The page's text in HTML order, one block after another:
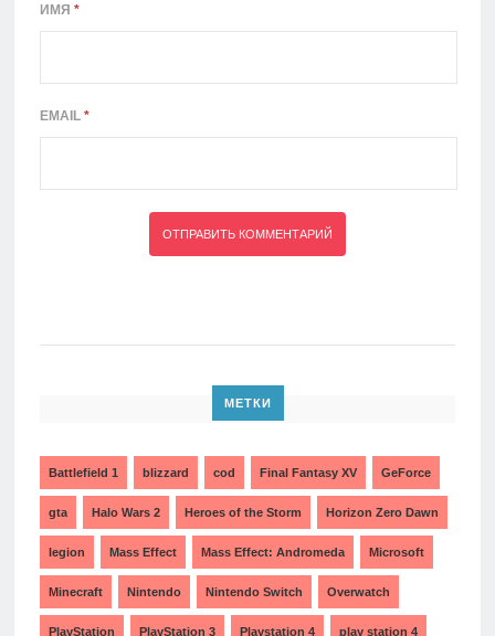
ИМЯ *
EMAIL *
МЕТКИ
Battlefield 1 blizzard cod Final Fantasy XV GeForce
gta Halo Wars 2 Heroes of the Storm Horizon Zero Dawn
legion Mass Effect Mass Effect: Andromeda Microsoft
Minecraft Nintendo Nintendo Switch Overwatch
PlayStation PlayStation 3 Playstation 4 play station 4